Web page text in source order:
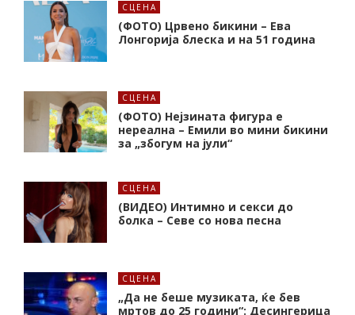
СЦЕНА
(ФОТО) Црвено бикини – Ева
Лонгорија блеска и на 51 година
СЦЕНА
(ФОТО) Нејзината фигура е
нереална – Емили во мини бикини
за „збогум на јули“
СЦЕНА
(ВИДЕО) Интимно и секси до
болка – Севе со нова песна
СЦЕНА
„Да не беше музиката, ќе бев
мртов до 25 години“: Десингерица